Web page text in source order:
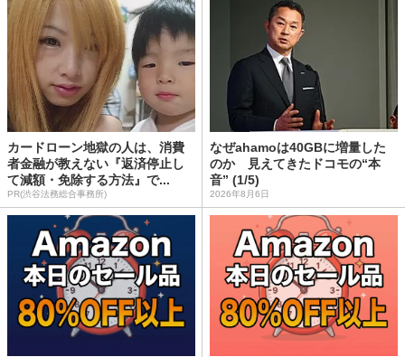
カードローン地獄の人は、消費
者金融が教えない『返済停止し
て減額・免除する方法』で...
PR(渋谷法務総合事務所)
なぜahamoは40GBに増量した
のか 見えてきたドコモの“本
音” (1/5)
2026年8月6日